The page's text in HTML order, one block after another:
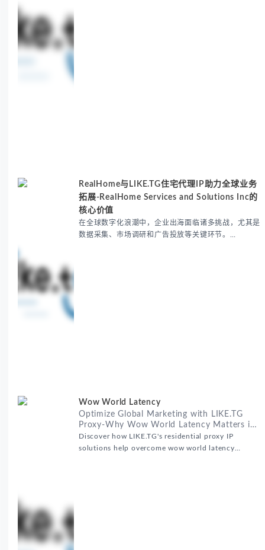
RealHome与LIKE.TG住宅代理IP助力全球业务
拓展-RealHome Services and Solutions Inc的
核心价值
在全球数字化浪潮中，企业出海面临诸多挑战，尤其是
数据采集、市场调研和广告投放等关键环节。
Wow World Latency
Optimize Global Marketing with LIKE.TG
Proxy-Why Wow World Latency Matters in
Global Marketing
Discover how LIKE.TG's residential proxy IP
solutions help overcome wow world latency